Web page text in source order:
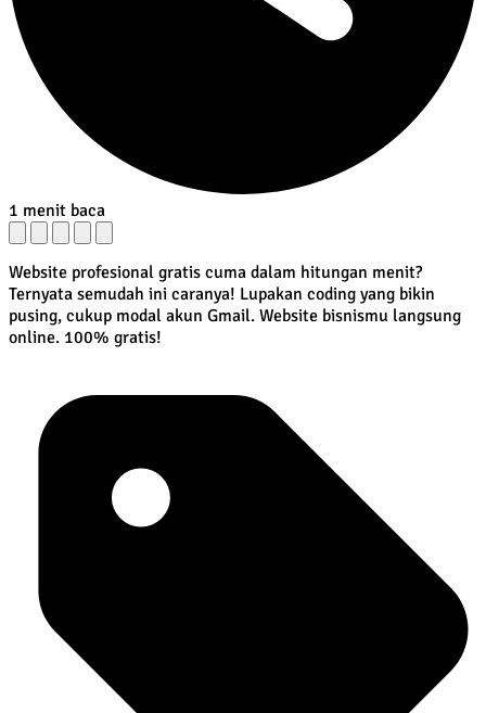
1 menit baca
Website profesional gratis cuma dalam hitungan menit?
Ternyata semudah ini caranya! Lupakan coding yang bikin
pusing, cukup modal akun Gmail. Website bisnismu langsung
online. 100% gratis!